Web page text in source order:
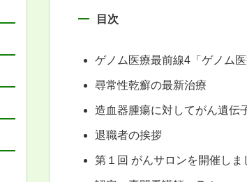
目次
ゲノム医療最前線4「ゲノム
尋常性乾癬の最新治療
造血器腫瘍に対してがん遺伝
退職者の挨拶
第１回 がんサロンを開催しま